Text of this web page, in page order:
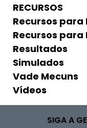
RECURSOS
Recursos
Recursos
Resultados
Simulados
Vade Mecuns
Vídeos
SIGA A